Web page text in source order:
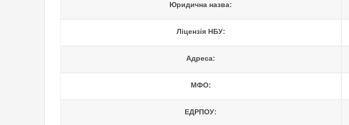
Юридична назва:
Ліцензія НБУ:
Адреса:
МФО:
ЕДРПОУ: